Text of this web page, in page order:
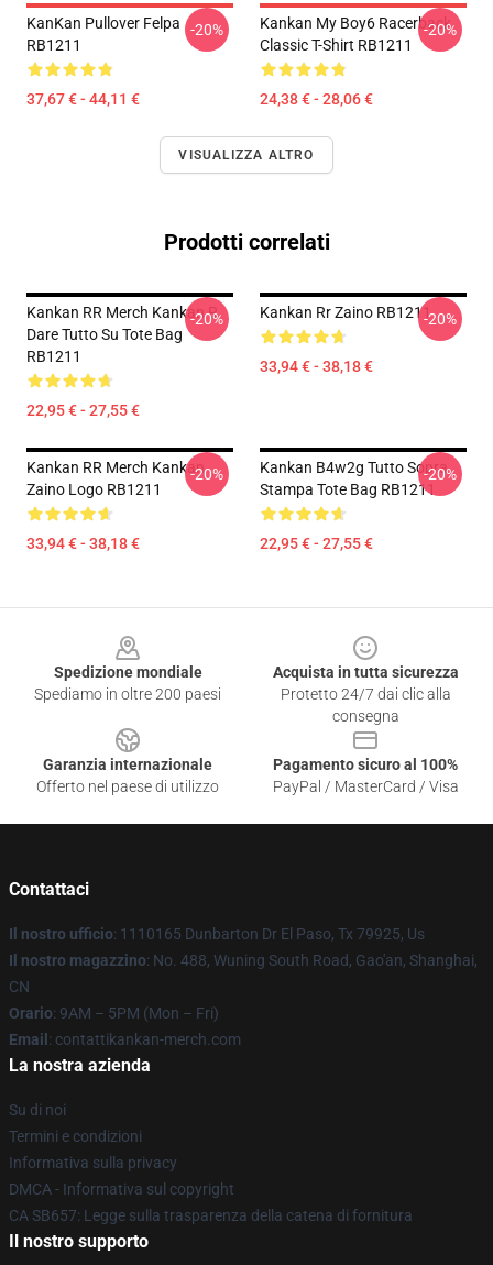
KanKan Pullover Felpa
RB1211
37,67 € - 44,11 €
-20%
Kankan My Boy6 Racerback
Classic T-Shirt RB1211
24,38 € - 28,06 €
-20%
VISUALIZZA ALTRO
Prodotti correlati
Kankan RR Merch Kankan R
Dare Tutto Su Tote Bag
RB1211
22,95 € - 27,55 €
-20% Kankan Rr Zaino RB1211
33,94 € - 38,18 €
-20%
Kankan RR Merch Kankan
Zaino Logo RB1211
33,94 € - 38,18 €
-20%
Kankan B4w2g Tutto Sopra
Stampa Tote Bag RB1211
22,95 € - 27,55 €
-20%
Spedizione mondiale
Spediamo in oltre 200 paesi
Acquista in tutta sicurezza
Protetto 24/7 dai clic alla
consegna
Garanzia internazionale
Offerto nel paese di utilizzo
Pagamento sicuro al 100%
PayPal / MasterCard / Visa
Contattaci
Il nostro ufficio: 1110165 Dunbarton Dr El Paso, Tx 79925, Us
Il nostro magazzino: No. 488, Wuning South Road, Gao'an, Shanghai,
CN
Orario: 9AM – 5PM (Mon – Fri)
Email : contattikankan-merch.com
La nostra azienda
Su di noi
Termini e condizioni
Informativa sulla privacy
DMCA - Informativa sul copyright
CA SB657: Legge sulla trasparenza della catena di fornitura
Il nostro supporto